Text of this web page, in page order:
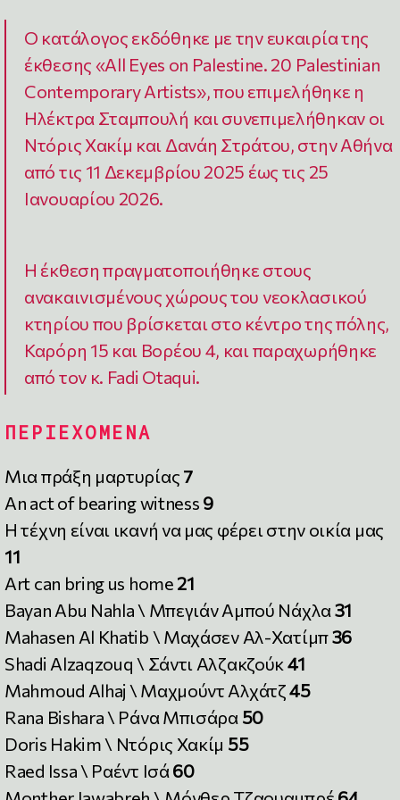
Ο κατάλογος εκδόθηκε με την ευκαιρία της
έκθεσης «All Eyes on Palestine. 20 Palestinian
Contemporary Artists», που επιμελήθηκε η
Ηλέκτρα Σταμπουλή και συνεπιμελήθηκαν οι
Ντόρις Χακίμ και Δανάη Στράτου, στην Αθήνα
από τις 11 Δεκεμβρίου 2025 έως τις 25
Ιανουαρίου 2026.
Η έκθεση πραγματοποιήθηκε στους
ανακαινισμένους χώρους του νεοκλασικού
κτηρίου που βρίσκεται στο κέντρο της πόλης,
Καρόρη 15 και Βορέου 4, και παραχωρήθηκε
από τον κ. Fadi Otaqui.
ΠΕΡΙΕΧΟΜΕΝΑ
Μια πράξη μαρτυρίας 7
An act of bearing witness 9
Η τέχνη είναι ικανή να μας φέρει στην οικία μας
11
Art can bring us home 21
Bayan Abu Nahla \ Μπεγιάν Αμπού Νάχλα 31
Mahasen Al Khatib \ Μαχάσεν Αλ-Χατίμπ36
Shadi Alzaqzouq \ Σάντι Αλζακζούκ 41
Mahmoud Alhaj \ Μαχμούντ Αλχάτζ45
Rana Bishara \ Ράνα Μπισάρα 50
Doris Hakim \ Ντόρις Χακίμ 55
Raed Issa \ Ραέντ Ισά 60